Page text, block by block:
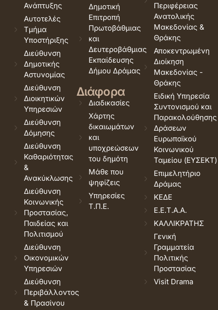
Ανάπτυξης
Αυτοτελές
Τμήμα
Υποστήριξης
Διεύθυνση
Δημοτικής
Αστυνομίας
Διεύθυνση
Διοικητικών
Υπηρεσιών
Διεύθυνση
Δόμησης
Διεύθυνση
Καθαριότητας
&
Ανακύκλωσης
Διεύθυνση
Κοινωνικής
Προστασίας,
Παιδείας και
Πολιτισμού
Διεύθυνση
Οικονομικών
Υπηρεσιών
Διεύθυνση
Περιβάλλοντος
& Πρασίνου
Δημοτική
Επιτροπή
Πρωτοβάθμιας
και
Δευτεροβάθμιας
Εκπαίδευσης
Δήμου Δράμας
Διάφορα
Διαδικασίες
Χάρτης
δικαιωμάτων
και
υποχρεώσεων
του δημότη
Μάθε που
ψηφίζεις
Υπηρεσίες
Τ.Π.Ε.
Περιφέρειας
Ανατολικής
Μακεδονίας &
Θράκης
Αποκεντρωμένη
Διοίκηση
Μακεδονίας -
Θράκης
Ειδική Υπηρεσία
Συντονισμού και
Παρακολούθησης
Δράσεων
Ευρωπαϊκού
Κοινωνικού
Ταμείου (ΕΥΣΕΚΤ)
Επιμελητήριο
Δράμας
ΚΕΔΕ
Ε.Ε.Τ.Α.Α.
ΚΑΛΛΙΚΡΑΤΗΣ
Γενική
Γραμματεία
Πολιτικής
Προστασίας
Visit Drama